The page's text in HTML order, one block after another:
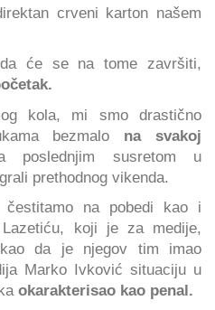
crveni karton našem
će se na tome završiti,
kola, mi smo drastično
bezmalo na svakoj
poslednjim susretom u
prethodnog vikenda.
čestitamo na pobedi kao i
koji je za medije,
da je njegov tim imao
Marko Ivković situaciju u
okarakterisao kao penal.